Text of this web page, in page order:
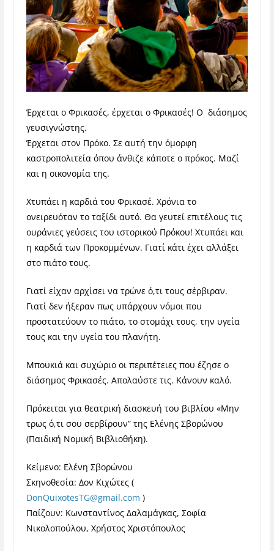
Έρχεται ο Φρικασές, έρχεται ο Φρικασές! Ο διάσημος
γευσιγνώστης.
Έρχεται στον Πρόκο. Σε αυτή την όμορφη
καστροπολιτεία όπου άνθιζε κάποτε ο πρόκος. Μαζί
και η οικονομία της.
Χτυπάει η καρδιά του Φρικασέ. Χρόνια το
ονειρευόταν το ταξίδι αυτό. Θα γευτεί επιτέλους τις
ουράνιες γεύσεις του ιστορικού Πρόκου! Χτυπάει και
η καρδιά των Προκομμένων. Γιατί κάτι έχει αλλάξει
στο πιάτο τους.
Γιατί είχαν αρχίσει να τρώνε ό,τι τους σέρβιραν.
Γιατί δεν ήξεραν πως υπάρχουν νόμοι που
προστατεύουν το πιάτο, το στομάχι τους, την υγεία
τους και την υγεία του πλανήτη.
Μπουκιά και συχώριο οι περιπέτειες που έζησε ο
διάσημος Φρικασές. Απολαύστε τις. Κάνουν καλό.
Πρόκειται για θεατρική διασκευή του βιβλίου «Μην
τρως ό,τι σου σερβίρουν” της Ελένης Σβορώνου
(Παιδική Νομική Βιβλιοθήκη).
Κείμενο: Ελένη Σβορώνου
Σκηνοθεσία: Δον Κιχώτες (
DonQuixotesTG@gmail.com )
Παίζουν: Κωνσταντίνος Δαλαμάγκας, Σοφία
Νικολοπούλου, Χρήστος Χριστόπουλος